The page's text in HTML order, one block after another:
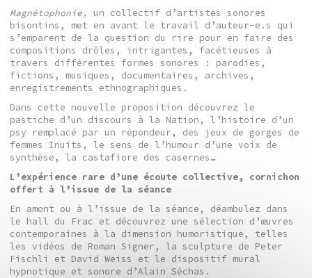
Magnétophonie, un collectif d’artistes sonores
bisontins, met en avant le travail d’auteur-e.s qui
s’emparent de la question du rire pour en faire des
compositions drôles, intrigantes, facétieuses à
travers différentes formes sonores : parodies,
fictions, musiques, documentaires, archives,
enregistrements ethnographiques.
Dans cette nouvelle proposition découvrez le
pastiche d’un discours à la Nation, l’histoire d’un
psy remplacé par un répondeur, des jeux de gorges de
femmes Inuits, le sens de l’humour d’une voix de
synthèse, la castafiore des casernes…
L’expérience rare d’une écoute collective, cornichon
offert à l’issue de la séance
En amont ou à l’issue de la séance, déambulez dans
le hall du Frac et découvrez une sélection d’œuvres
contemporaines à la dimension humoristique, telles
les vidéos de Roman Signer, la sculpture de Peter
Fischli et David Weiss et le dispositif mural
hypnotique et sonore d’Alain Séchas.